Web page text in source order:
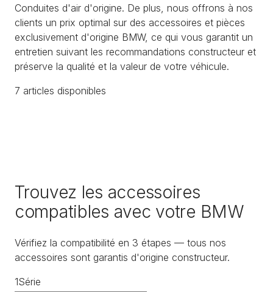
Conduites d'air d'origine. De plus, nous offrons à nos
clients un prix optimal sur des accessoires et pièces
exclusivement d'origine BMW, ce qui vous garantit un
entretien suivant les recommandations constructeur et
préserve la qualité et la valeur de votre véhicule.
7 articles disponibles
Trouvez les accessoires
compatibles avec votre BMW
Vérifiez la compatibilité en 3 étapes — tous nos
accessoires sont garantis d'origine constructeur.
1Série